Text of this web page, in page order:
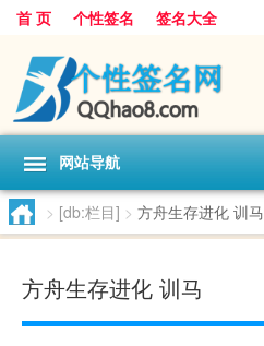
首 页 个性签名 签名大全
网站导航
> [db:栏目] > 方舟生存进化 训马
方舟生存进化 训马